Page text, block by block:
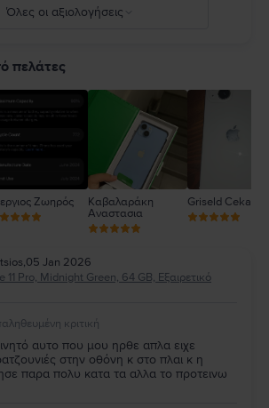
ios
Όλες οι αξιολογήσεις
4
πελάτες
Ζωηρός
Καβαλαράκη
Αναστασια
Griseld Ceka
,05 Jan 2026
11 Pro, Midnight Green, 64 GB, Εξαιρετικό
κριτική
αυτο που μου ηρθε απλα ειχε
στην οθόνη κ στο πλαι κ η
παρα πολυ κατα τα αλλα το προτεινω